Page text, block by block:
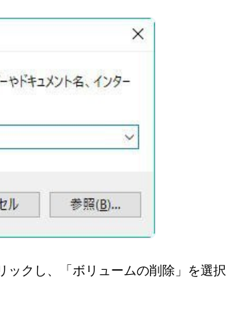
ックし、「ボリュームの削除」を選択